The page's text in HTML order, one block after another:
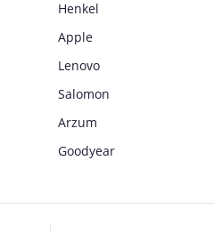
Henkel
Apple
Lenovo
Salomon
Arzum
Goodyear